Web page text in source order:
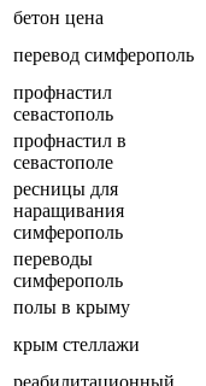
бетон цена
перевод симферополь
профнастил
севастополь
профнастил в
севастополе
ресницы для
наращивания
симферополь
переводы
симферополь
полы в крыму
крым стеллажи
реабилитационный